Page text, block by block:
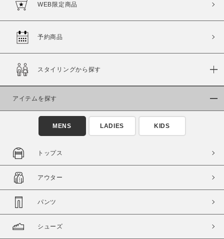
商品タイプ
通常商品
セール価格 WEB限定
在庫
在庫あり
WEB限定商品
予約商品
スタイリングから探す
アイテムを探す
MENS LADIES KIDS
トップス
アウター
パンツ
シューズ